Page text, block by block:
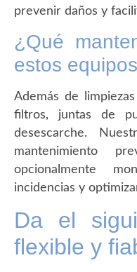
prevenir daños y
¿Qué
estos
Además de
filtros, juntas de
desescarche.
mantenimiento
opcionalmente
incidencias y
Da el
flexible y